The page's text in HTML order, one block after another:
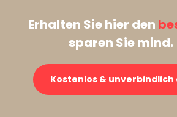
Erhalten Sie hier den
sparen Sie
Kostenlos &